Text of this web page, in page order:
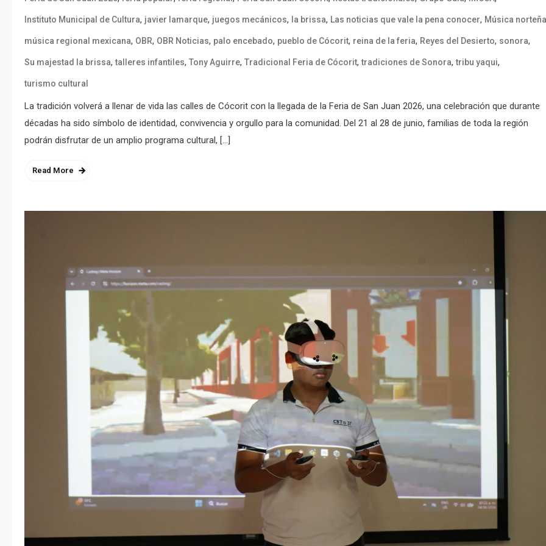
Instituto Municipal de Cultura, javier lamarque, juegos mecánicos, la brissa, Las noticias que vale la pena conocer, Música norteña
música regional mexicana, OBR, OBR Noticias, palo encebado, pueblo de Cócorit, reina de la feria, Reyes del Desierto, sonora,
Su majestad la brissa,talleres infantiles, Tony Aguirre, Tradicional Feria de Cócorit,tradiciones de Sonora,tribu yaqui,
turismo cultural
La tradición volverá a llenar de vida las calles de Cócorit con la llegada de la Feria de San Juan 2026, una celebración que durante
décadas ha sido símbolo de identidad, convivencia y orgullo para la comunidad. Del 21 al 28 de junio, familias de toda la región
podrán disfrutar de un amplio programa cultural, […]
Read More